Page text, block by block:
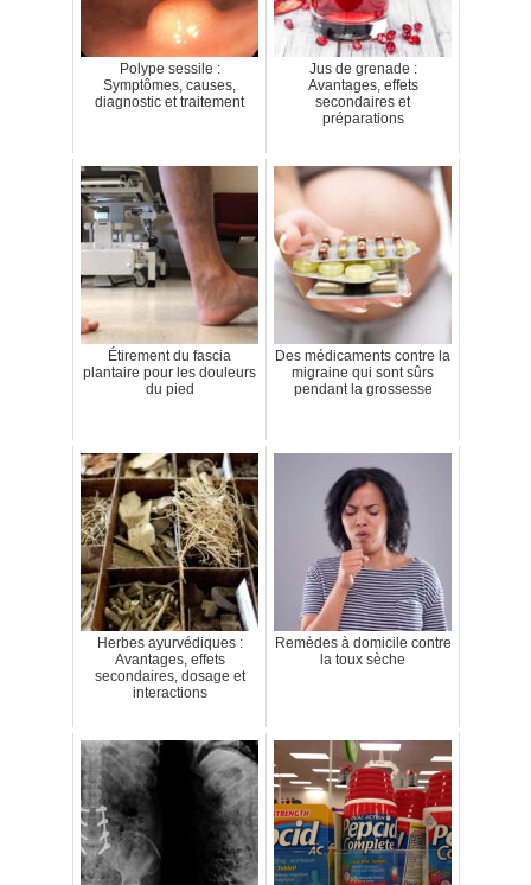
Polype sessile :
Symptômes, causes,
diagnostic et traitement
Jus de grenade :
Avantages, effets
secondaires et
préparations
Étirement du fascia
plantaire pour les douleurs
du pied
Des médicaments contre la
migraine qui sont sûrs
pendant la grossesse
Herbes ayurvédiques :
Avantages, effets
secondaires, dosage et
interactions
Remèdes à domicile contre
la toux sèche